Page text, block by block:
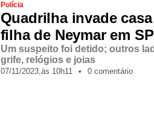
Polícia
Quadrilha invade
filha de Neymar em SP
Um suspeito foi detido; outros
grife, relógios e joias
07/11/2023,às 10h11 • 0 comentário